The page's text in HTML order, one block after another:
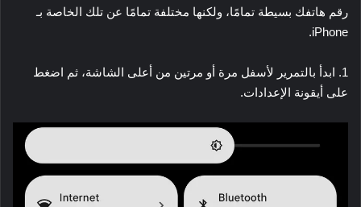
رقم هاتفك بسيطة تمامًا، ولكنها مختلفة تمامًا عن تلك الخاصة بـ
iPhone.
1. ابدأ بالتمرير لأسفل مرة أو مرتين من أعلى الشاشة، ثم اضغط
على أيقونة الإعدادات.